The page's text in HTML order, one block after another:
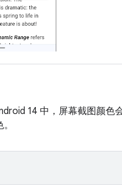
14 中，屏幕截图颜色